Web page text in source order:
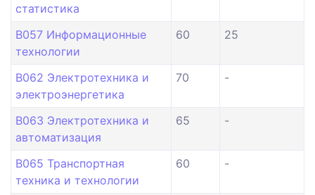
статистика
B057 Информационные
технологии
60 25
B062 Электротехника и
электроэнергетика
70 -
B063 Электротехника и
автоматизация
65 -
B065 Транспортная
техника и технологии
60 -